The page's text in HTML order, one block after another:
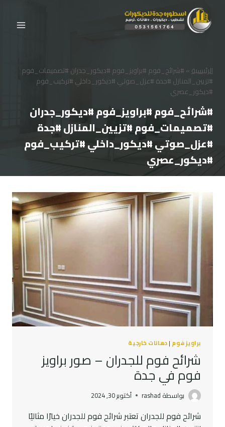
المحتوى
الرئيسية»#شرائح_فوم #براويز_فوم #ديكور_جدران #تصميمات_فوم
#تزيين_المنازل #جدة #عزل_صوتي #ديكور_داخلي #تركيب_فوم
#ديكور_عصري
#شرائح_فوم #براويز_فوم #ديكور_جدران
#تصميمات_فوم #تزيين_المنازل #جدة
#عزل_صوتي #ديكور_داخلي #تركيب_فوم
#ديكور_عصري
براويز فوم |دهانات خارجية
شرائح فوم للجدران – صور براويز
فوم في جدة
بواسطة rashad أكتوبر 30, 2024
شرائح فوم للجدران تعتبر شرائح فوم للجدران خيارًا مثاليًا